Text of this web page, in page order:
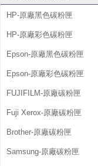
0
T
N
4
HP-原廠黑色碳粉匣
HP-原廠彩色碳粉匣
Epson-原廠黑色碳粉匣
Epson-原廠彩色碳粉匣
FUJIFILM-原廠碳粉匣
Fuji Xerox-原廠碳粉匣
Brother-原廠碳粉匣
Samsung-原廠碳粉匣